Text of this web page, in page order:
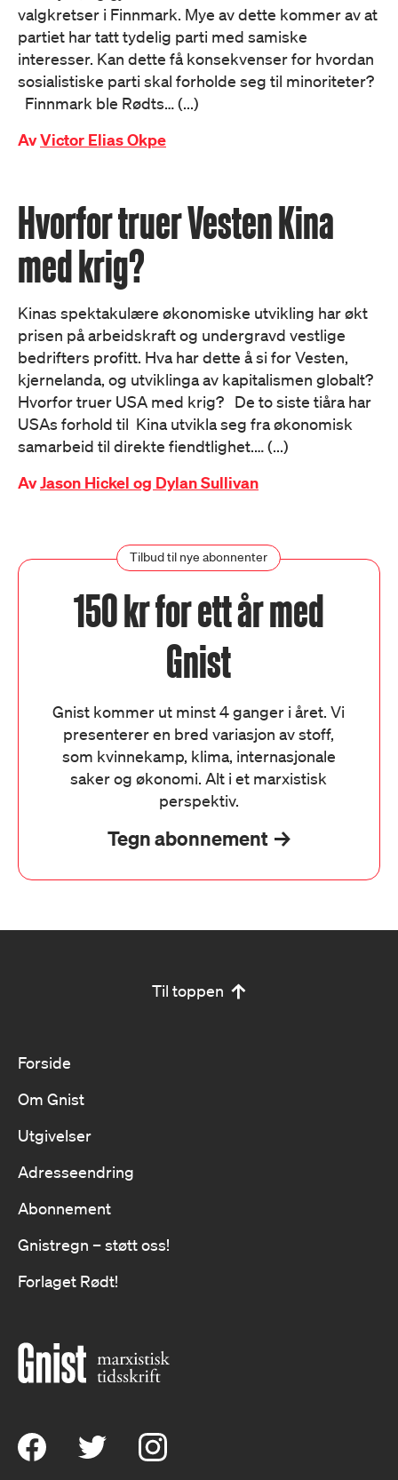
valgkretser i Finnmark. Mye av dette kommer av at
partiet har tatt tydelig parti med samiske
interesser. Kan dette få konsekvenser for hvordan
sosialistiske parti skal forholde seg til minoriteter?
Finnmark ble Rødts… (...)
AvVictor Elias Okpe
Hvorfor truer Vesten Kina
med krig?
Kinas spektakulære økonomiske utvikling har økt
prisen på arbeidskraft og undergravd vestlige
bedrifters profitt. Hva har dette å si for Vesten,
kjernelanda, og utviklinga av kapitalismen globalt?
Hvorfor truer USA med krig? De to siste tiåra har
USAs forhold til Kina utvikla seg fra økonomisk
samarbeid til direkte fiendtlighet.… (...)
AvJason Hickel og Dylan Sullivan
Tilbud til nye abonnenter
150 kr for ett år med
Gnist
Gnist kommer ut minst 4 ganger i året. Vi
presenterer en bred variasjon av stoff,
som kvinnekamp, klima, internasjonale
saker og økonomi. Alt i et marxistisk
perspektiv.
Tegn abonnement
Til toppen
Forside
Om Gnist
Utgivelser
Adresseendring
Abonnement
Gnistregn – støtt oss!
Forlaget Rødt!